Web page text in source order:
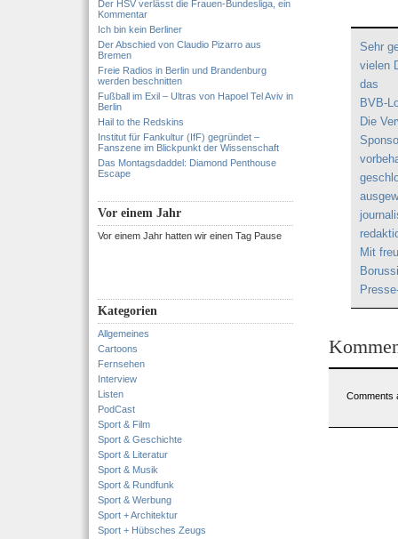
Der HSV verlässt die Frauen-Bundesliga, ein
Kommentar
Ich bin kein Berliner
Der Abschied von Claudio Pizarro aus
Bremen
Freie Radios in Berlin und Brandenburg
werden beschnitten
Fußball im Exil – Ultras von Hapoel Tel Aviv in
Berlin
Hail to the Redskins
Institut für Fankultur (IfF) gegründet –
Fanszene im Blickpunkt der Wissenschaft
Das Montagsdaddel: Diamond Penthouse
Escape
Vor einem Jahr
Vor einem Jahr hatten wir einen Tag Pause
Kategorien
Allgemeines
Cartoons
Fernsehen
Interview
Listen
PodCast
Sport & Film
Sport & Geschichte
Sport & Literatur
Sport & Musik
Sport & Rundfunk
Sport & Werbung
Sport + Architektur
Sport + Hübsches Zeugs
Sehr
vielen
das
BVB-
Die
Mit
Comments